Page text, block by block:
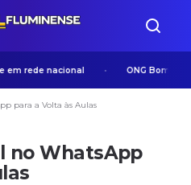
rede nacional ONG Bom
para a Volta às Aulas
no WhatsApp